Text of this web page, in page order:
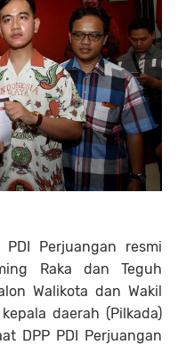
PDI Perjuangan resmi
Raka dan Teguh
Walikota dan Wakil
daerah (Pilkada)
DPP PDI Perjuangan